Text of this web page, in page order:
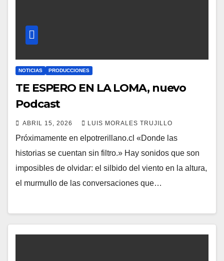
NOTICIAS PRODUCCIONES
TE ESPERO EN LA LOMA, nuevo
Podcast
ABRIL 15, 2026 LUIS MORALES TRUJILLO
Próximamente en elpotrerillano.cl «Donde las
historias se cuentan sin filtro.» Hay sonidos que son
imposibles de olvidar: el silbido del viento en la altura,
el murmullo de las conversaciones que…